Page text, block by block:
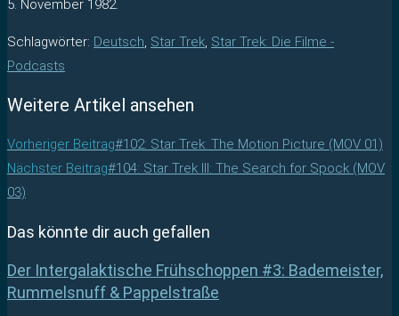
5. November 1982.
Schlagwörter: Deutsch, Star Trek, Star Trek: Die Filme -
Podcasts
Weitere Artikel ansehen
Vorheriger Beitrag#102: Star Trek: The Motion Picture (MOV 01)
Nächster Beitrag#104: Star Trek III: The Search for Spock (MOV
03)
Das könnte dir auch gefallen
Der Intergalaktische Frühschoppen #3: Bademeister,
Rummelsnuff & Pappelstraße